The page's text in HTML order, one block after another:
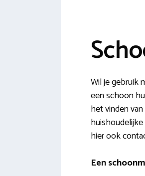
Wil je gebruik
een schoon
het vinden
hier ook
Een